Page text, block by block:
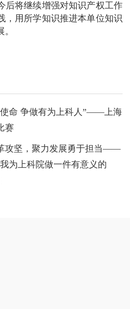
后将继续增强对知识产权工作
，用所学知识推进本单位知识
使命 争做有为上科人”——上海
赛
攻坚，聚力发展勇于担当——
为上科院做一件有意义的